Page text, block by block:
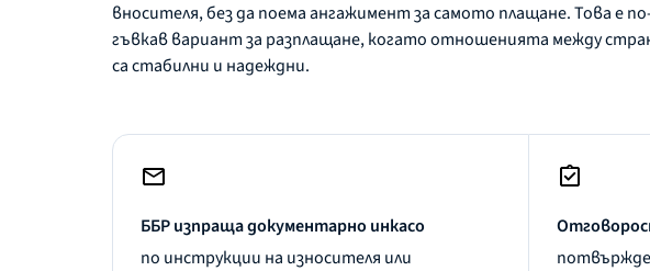
вносителя, без да поема ангажимент за самото плащане. Това е
гъвкав вариант за разплащане, когато отношенията между
са стабилни и надеждни.
ББР изпраща документарно инкасо
по инструкции на износителя или